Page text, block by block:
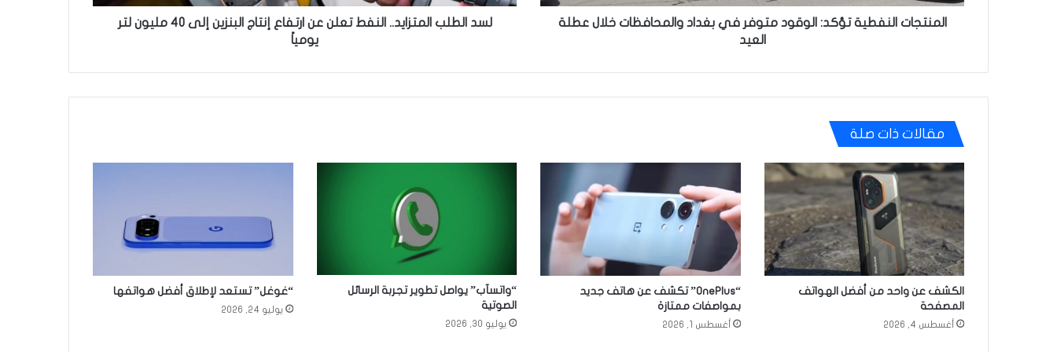
المنتجات النفطية تؤكد: الوقود متوفر في بغداد والمحافظات خلال عطلة
العيد
لسد الطلب المتزايد.. النفط تعلن عن ارتفاع إنتاج البنزين إلى 40 مليون لتر
يومياً
مقالات ذات صلة
الكشف عن واحد من أفضل الهواتف
المصفحة
أغسطس 4, 2026
“OnePlus” تكشف عن هاتف جديد
بمواصفات ممتازة
أغسطس 1, 2026
“واتسآب” يواصل تطوير تجربة الرسائل
الصوتية
يوليو 30, 2026
“غوغل” تستعد لإطلاق أفضل هواتفها
يوليو 24, 2026